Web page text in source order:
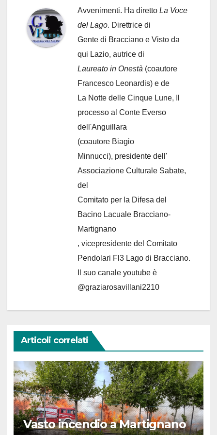
Avvenimenti. Ha diretto La Voce
del Lago. Direttrice di
Gente di Bracciano e Visto da
qui Lazio, autrice di
Laureato in Onestà (coautore
Francesco Leonardis) e de
La Notte delle Cinque Lune, Il
processo al Conte Everso
dell'Anguillara
(coautore Biagio
Minnucci), presidente dell'
Associazione Culturale Sabate,
del
Comitato per la Difesa del
Bacino Lacuale Bracciano-
Martignano
, vicepresidente del Comitato
Pendolari Fl3 Lago di Bracciano.
Il suo canale youtube è
@graziarosavillani2210
Articoli correlati
Vasto incendio a Martignano